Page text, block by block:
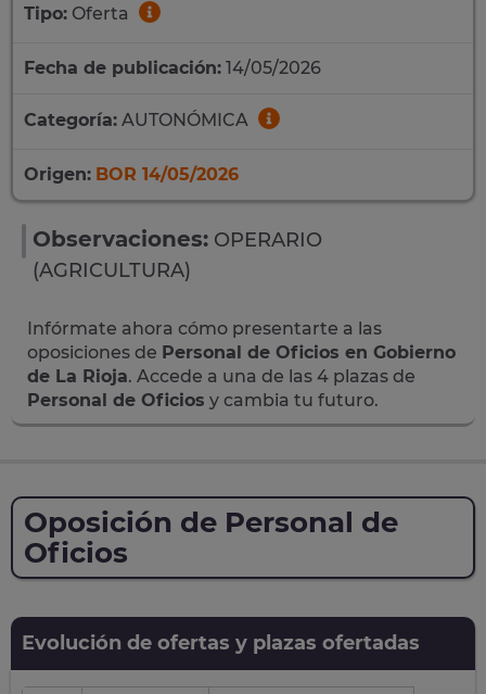
Tipo: Oferta
Fecha de publicación: 14/05/2026
Categoría: AUTONÓMICA
Origen: BOR 14/05/2026
Observaciones: OPERARIO
(AGRICULTURA)
Infórmate ahora cómo presentarte a las
oposiciones de Personal de Oficios en Gobierno
de La Rioja. Accede a una de las 4 plazas de
Personal de Oficios y cambia tu futuro.
Oposición de Personal de
Oficios
Evolución de ofertas y plazas ofertadas